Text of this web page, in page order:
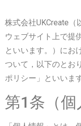
株式会社UKCreate（
ウェブサイト上で提
といいます。）にお
ついて，以下のとお
ポリシー」といいま
第1条（個